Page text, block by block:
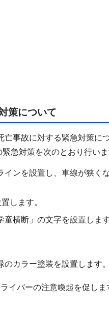
策について
亡事故に対する緊急対策に
急対策を次のとおり行いま
ンを設置し、車線が狭く
します。
横断」の文字を設置します
カラー塗装を設置します。
イバーの注意喚起を促しま